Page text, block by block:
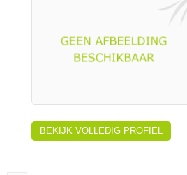
BEKIJK VOLLEDIG PROFIEL